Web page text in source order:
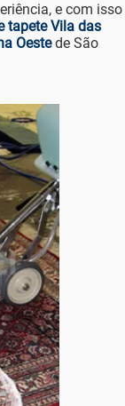
e com isso
tapete Vila das
Oestede São